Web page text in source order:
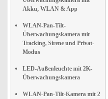
Akku, WLAN & App
WLAN-Pan-Tilt-
Überwachungskamera mit
Tracking, Sirene und Privat-
Modus
LED-Außenleuchte mit 2K-
Überwachungskamera
WLAN-Pan-Tilt-Kamera mit 2